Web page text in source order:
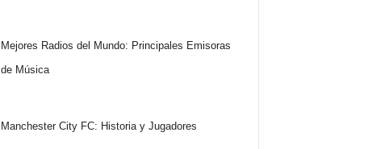
Mejores Radios del Mundo: Principales Emisoras
de Música
Manchester City FC: Historia y Jugadores